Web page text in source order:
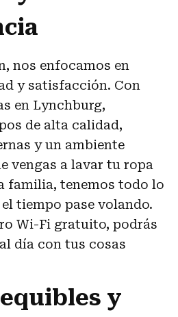
nos enfocamos en
y satisfacción. Con
en Lynchburg,
de alta calidad,
y un ambiente
vengas a lavar tu ropa
familia, tenemos todo lo
tiempo pase volando.
Wi-Fi gratuito, podrás
día con tus cosas
y